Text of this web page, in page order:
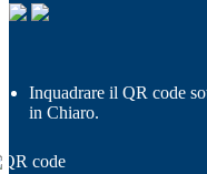
Inquadrare il QR code
in Chiaro.